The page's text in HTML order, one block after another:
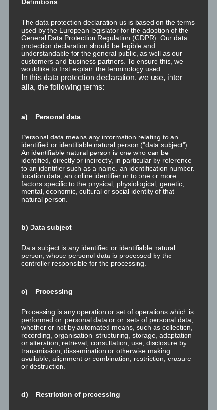
Weitere Informationen
Christoph – Unternehmensberatung, Personenberatung und
Supervision:
☞ www.christoph.solutions
☞ psychologischeberatung.online
Worum es hier geht ...
Das Beste aus vielen Welten und Zeitaltern: Yoga (Raja, Hatha,
Jnana, Laya, Kriya, Kundalini), Tantra (weiß, rot, schwarz, Kaula,
Mishra, Samaya), Meditation, NLP, Trance, EMDR, Time Line
Hacks.
Beratung, Mentoring, Supervision und
Beratung
Definitions
The data protection declaration us is based on the terms
used by the European legislator for the adoption of the
General Data Protection Regulation (GDPR). Our data
protection declaration should be legible and
understandable for the general public, as well as our
customers and business partners. To ensure this, we
wouldlike to first explain the terminology used.
In this data protection declaration, we use, inter
alia, the following terms:
a) Personal data
Personal data means any information relating to an
identified or identifiable natural person ("data subject").
An identifiable natural person is one who can be
identified, directly or indirectly, in particular by reference
to an identifier such as a name, an identification number,
location data, an online identifier or to one or more
factors specific to the physical, physiological, genetic,
mental, economic, cultural or social identity of that
natural person.
b) Data subject
Data subject is any identified or identifiable natural
person, whose personal data is processed by the
controller responsible for the processing.
c) Processing
Processing is any operation or set of operations which is
performed on personal data or on sets of personal data,
whether or not by automated means, such as collection,
recording, organisation, structuring, storage, adaptation
or alteration, retrieval, consultation, use, disclosure by
transmission, dissemination or otherwise making
available, alignment or combination, restriction, erasure
or destruction.
d) Restriction of processing